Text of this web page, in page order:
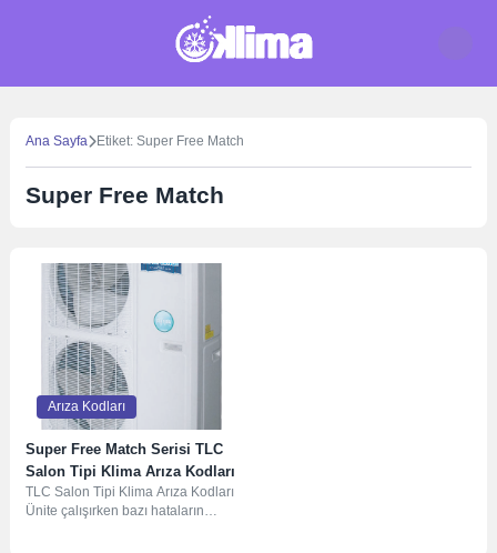
Ana Sayfa Etiket: Super Free Match
Super Free Match
Arıza Kodları
Super Free Match Serisi TLC
Salon Tipi Klima Arıza Kodları
TLC Salon Tipi Klima Arıza Kodları
Ünite çalışırken bazı hataların